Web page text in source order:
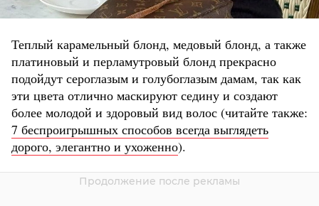
Теплый карамельный блонд, медовый блонд, а также
платиновый и перламутровый блонд прекрасно
подойдут сероглазым и голубоглазым дамам, так как
эти цвета отлично маскируют седину и создают
более молодой и здоровый вид волос (читайте также:
7 беспроигрышных способов всегда выглядеть
дорого, элегантно и ухоженно).